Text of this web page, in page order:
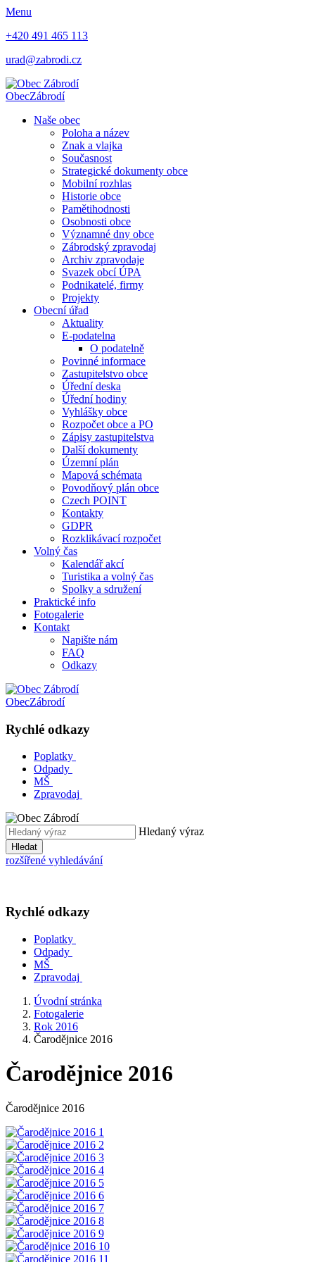
Menu
+420 491 465 113
urad@zabrodi.cz
ObecZábrodí
Naše obec
Poloha a název
Znak a vlajka
Současnost
Strategické dokumenty obce
Mobilní rozhlas
Historie obce
Pamětihodnosti
Osobnosti obce
Významné dny obce
Zábrodský zpravodaj
Archiv zpravodaje
Svazek obcí ÚPA
Podnikatelé, firmy
Projekty
Obecní úřad
Aktuality
E-podatelna
O podatelně
Povinné informace
Zastupitelstvo obce
Úřední deska
Úřední hodiny
Vyhlášky obce
Rozpočet obce a PO
Zápisy zastupitelstva
Další dokumenty
Územní plán
Mapová schémata
Povodňový plán obce
Czech POINT
Kontakty
GDPR
Rozklikávací rozpočet
Volný čas
Kalendář akcí
Turistika a volný čas
Spolky a sdružení
Praktické info
Fotogalerie
Kontakt
Napište nám
FAQ
Odkazy
ObecZábrodí
Rychlé odkazy
Poplatky
Odpady
MŠ
Zpravodaj
Hledaný výraz
Hledat
rozšířené vyhledávání
Rychlé odkazy
Poplatky
Odpady
MŠ
Zpravodaj
Úvodní stránka
Fotogalerie
Rok 2016
Čarodějnice 2016
Čarodějnice 2016
Čarodějnice 2016